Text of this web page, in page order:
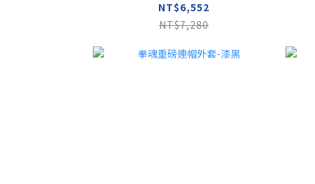
NT$6,552
NT$7,280